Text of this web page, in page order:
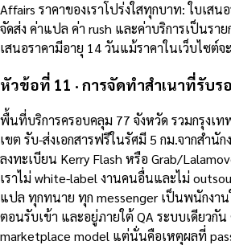
Affairs ราคาของเราโปร่งใสทุกบาท: ใบเสน
จัดส่ง ค่าแปล ค่า rush และค่าบริการเป็นรา
เสนอราคามีอายุ 14 วันแม้ราคาในเว็บไซต์
หัวข้อที่ 11 · การจัดทำสำเนาที่รับร
พื้นที่บริการครอบคลุม 77 จังหวัด รวมกรุงเ
เขต รับ-ส่งเอกสารฟรีในรัศมี 5 กม.จากสำนัก
ลงทะเบียน Kerry Flash หรือ Grab/
เราไม่ white-label งานคนอื่นและไม่
แปล ทุกทนาย ทุก messenger เป็นพนักงา
ตอนรับเข้า และอยู่ภายใต้ QA ระบบเดียวกั
marketplace model แต่นั่นคือเหตุผลที่